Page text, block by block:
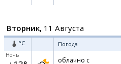
Вторник, 11 Августа
°C Погода
Ночь
облачно с